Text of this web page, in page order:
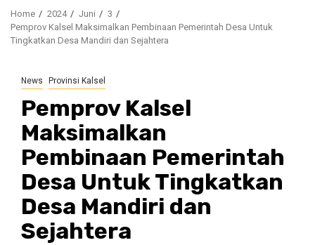
Home 2024 Juni
3
Pemprov Kalsel Maksimalkan Pembinaan Pemerintah Desa Untuk
Tingkatkan Desa Mandiri dan Sejahtera
News Provinsi Kalsel
Pemprov Kalsel
Maksimalkan
Pembinaan Pemerintah
Desa Untuk Tingkatkan
Desa Mandiri dan
Sejahtera